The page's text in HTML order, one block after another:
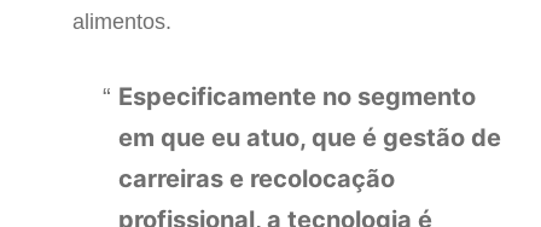
alimentos.
Especificamente no segmento
em que eu atuo, que é gestão de
carreiras e recolocação
profissional, a tecnologia é